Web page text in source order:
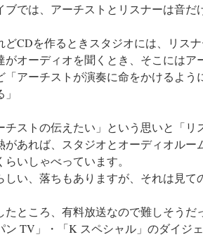
ブでは、アーチストとリスナーは音
どCDを作るときスタジオには、リスナ
がオーディオを聞くとき、そこにはア
「アーチストが演奏に命をかけるよ
チストの伝えたい」という思いと「
があれば、スタジオとオーディオル
らいしゃべっています。
しい、落ちもありますが、それは見て
たところ、有料放送なので難しそう
ン TV」・「K スペシャル」のダイジ